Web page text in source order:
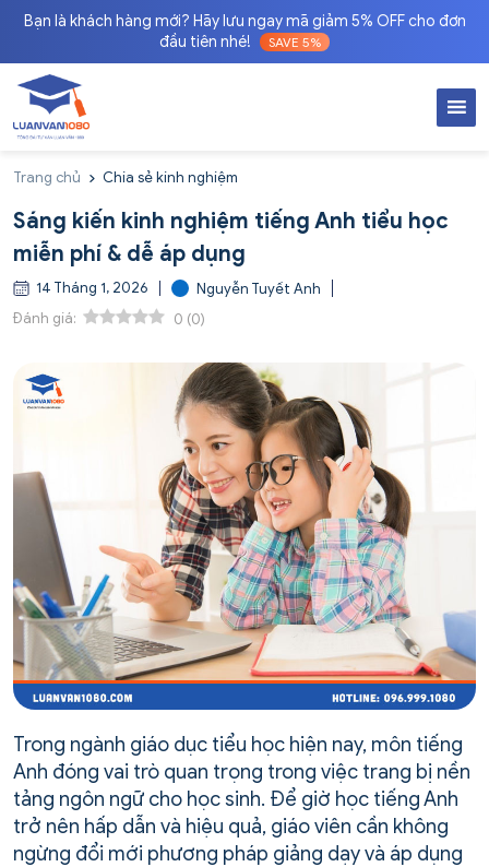
Bạn là khách hàng mới? Hãy lưu ngay mã giảm 5% OFF cho đơn
đầu tiên nhé!
SAVE 5%
Trang chủ Chia sẻ kinh nghiệm
Sáng kiến kinh nghiệm tiếng Anh tiểu học
miễn phí & dễ áp dụng
14 Tháng 1, 2026
Nguyễn Tuyết Anh
Đánh giá:
0 (0)
Trong ngành giáo dục tiểu học hiện nay, môn tiếng
Anh đóng vai trò quan trọng trong việc trang bị nền
tảng ngôn ngữ cho học sinh. Để giờ học tiếng Anh
trở nên hấp dẫn và hiệu quả, giáo viên cần không
ngừng đổi mới phương pháp giảng dạy và áp dụng